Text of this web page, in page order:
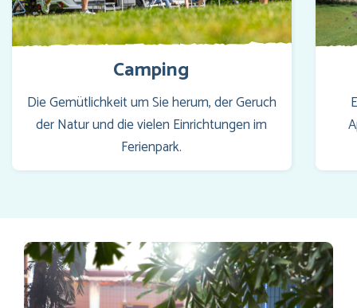
Camping
Die Gemütlichkeit um Sie herum, der Geruch
der Natur und die vielen Einrichtungen im
Ferienpark.